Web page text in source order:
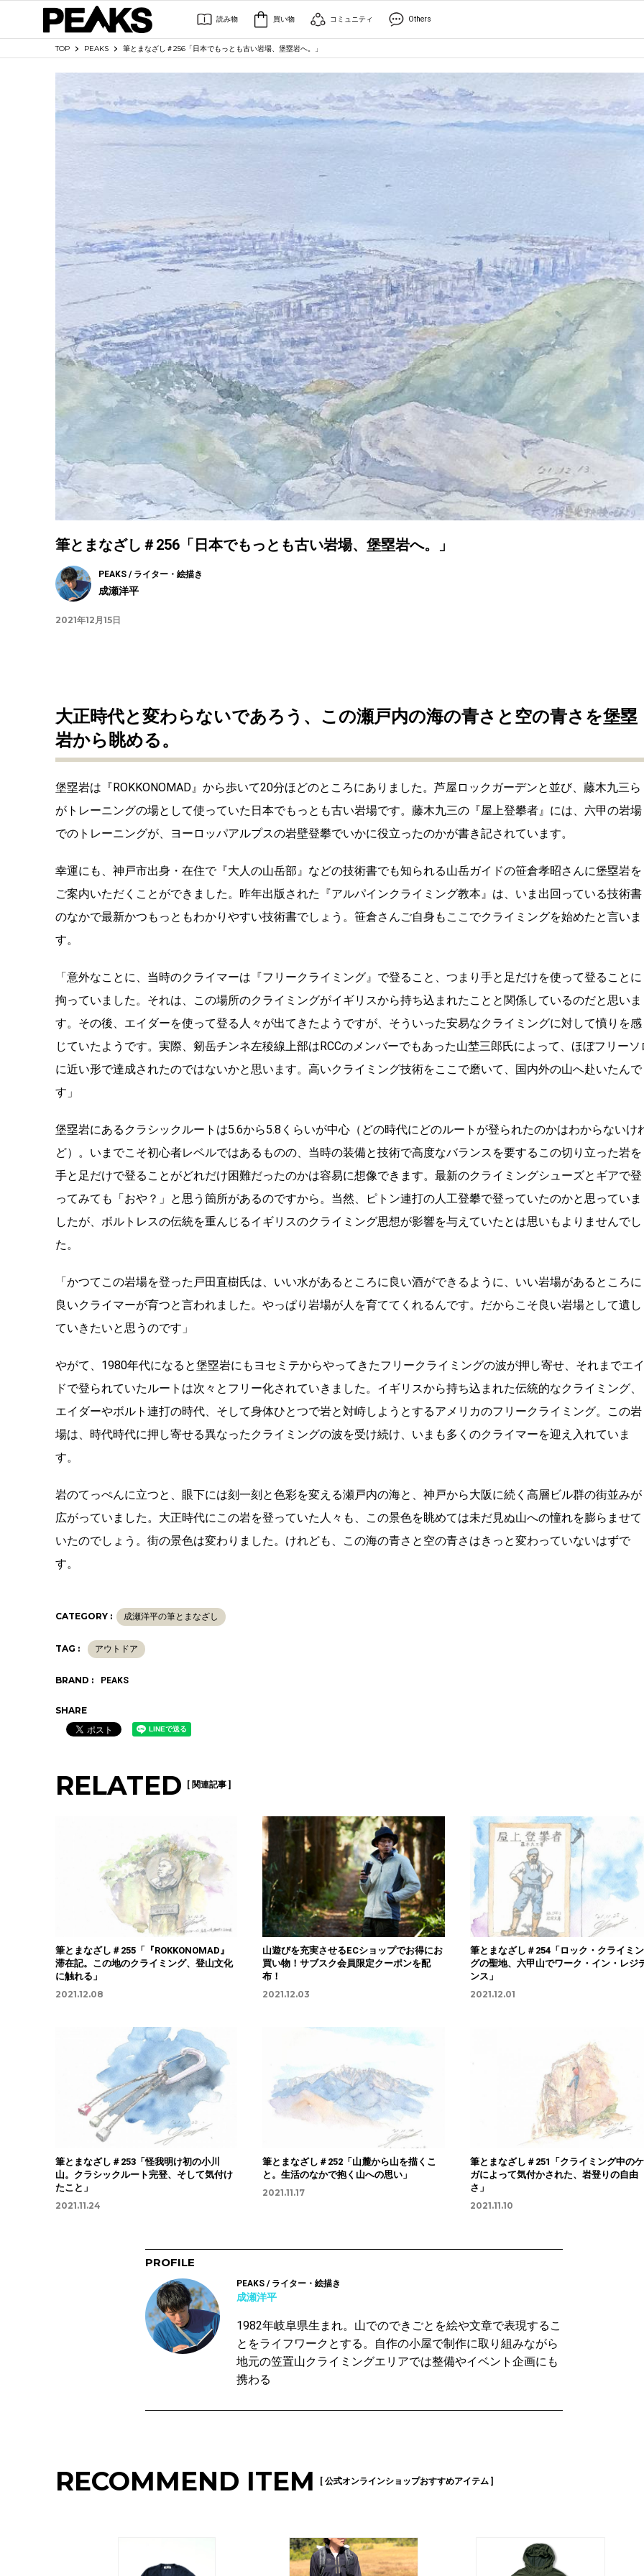
読み物 買い物 コミュニティ Others
TOP PEAKS 筆とまなざし＃256「日本でもっとも古い岩場、堡塁岩へ。」
筆とまなざし＃256「日本でもっとも古い岩場、堡塁岩へ。」
PEAKS / ライター・絵描き
成瀬洋平
2021年12月15日
大正時代と変わらないであろう、この瀬戸内の海の青さと空の青さを堡塁
岩から眺める。
堡塁岩は『ROKKONOMAD』から歩いて20分ほどのところにありました。芦屋ロックガーデンと並び、藤木九三ら
がトレーニングの場として使っていた日本でもっとも古い岩場です。藤木九三の『屋上登攀者』には、六甲の岩場
でのトレーニングが、ヨーロッパアルプスの岩壁登攀でいかに役立ったのかが書き記されています。
幸運にも、神戸市出身・在住で『大人の山岳部』などの技術書でも知られる山岳ガイドの笹倉孝昭さんに堡塁岩を
ご案内いただくことができました。昨年出版された『アルパインクライミング教本』は、いま出回っている技術書
のなかで最新かつもっともわかりやすい技術書でしょう。笹倉さんご自身もここでクライミングを始めたと言いま
す。
「意外なことに、当時のクライマーは『フリークライミング』で登ること、つまり手と足だけを使って登ることに
拘っていました。それは、この場所のクライミングがイギリスから持ち込まれたことと関係しているのだと思いま
す。その後、エイダーを使って登る人々が出てきたようですが、そういった安易なクライミングに対して憤りを感
じていたようです。実際、剱岳チンネ左稜線上部はRCCのメンバーでもあった山埜三郎氏によって、ほぼフリーソ
に近い形で達成されたのではないかと思います。高いクライミング技術をここで磨いて、国内外の山へ赴いたんで
す」
堡塁岩にあるクラシックルートは5.6から5.8くらいが中心（どの時代にどのルートが登られたのかはわからないけ
ど）。いまでこそ初心者レベルではあるものの、当時の装備と技術で高度なバランスを要するこの切り立った岩を
手と足だけで登ることがどれだけ困難だったのかは容易に想像できます。最新のクライミングシューズとギアで登
ってみても「おや？」と思う箇所があるのですから。当然、ピトン連打の人工登攀で登っていたのかと思っていま
したが、ボルトレスの伝統を重んじるイギリスのクライミング思想が影響を与えていたとは思いもよりませんでし
た。
「かつてこの岩場を登った戸田直樹氏は、いい水があるところに良い酒ができるように、いい岩場があるところに
良いクライマーが育つと言われました。やっぱり岩場が人を育ててくれるんです。だからこそ良い岩場として遺し
ていきたいと思うのです」
やがて、1980年代になると堡塁岩にもヨセミテからやってきたフリークライミングの波が押し寄せ、それまでエイ
ドで登られていたルートは次々とフリー化されていきました。イギリスから持ち込まれた伝統的なクライミング、
エイダーやボルト連打の時代、そして身体ひとつで岩と対峙しようとするアメリカのフリークライミング。この岩
場は、時代時代に押し寄せる異なったクライミングの波を受け続け、いまも多くのクライマーを迎え入れていま
す。
岩のてっぺんに立つと、眼下には刻一刻と色彩を変える瀬戸内の海と、神戸から大阪に続く高層ビル群の街並みが
広がっていました。大正時代にこの岩を登っていた人々も、この景色を眺めては未だ見ぬ山への憧れを膨らませて
いたのでしょう。街の景色は変わりました。けれども、この海の青さと空の青さはきっと変わっていないはずで
す。
CATEGORY : 成瀬洋平の筆とまなざし
TAG : アウトドア
BRAND : PEAKS
SHARE
RELATED [ 関連記事 ]
筆とまなざし＃255「『ROKKONOMAD』
滞在記。この地のクライミング、登山文化
に触れる」
2021.12.08
山遊びを充実させるECショップでお得にお
買い物！サブスク会員限定クーポンを配
布！
2021.12.03
筆とまなざし＃254「ロック・クライミン
グの聖地、六甲山でワーク・イン・レジ
ンス」
2021.12.01
筆とまなざし＃253「怪我明け初の小川
山。クラシックルート完登、そして気付け
たこと」
2021.11.24
筆とまなざし＃252「山麓から山を描くこ
と。生活のなかで抱く山への思い」
2021.11.17
筆とまなざし＃251「クライミング中のケ
ガによって気付かされた、岩登りの自由
さ」
2021.11.10
PROFILE
PEAKS / ライター・絵描き
成瀬洋平
1982年岐阜県生まれ。山でのできごとを絵や文章で表現するこ
とをライフワークとする。自作の小屋で制作に取り組みながら
地元の笠置山クライミングエリアでは整備やイベント企画にも
携わる
RECOMMEND ITEM [ 公式オンラインショップおすすめアイテム ]